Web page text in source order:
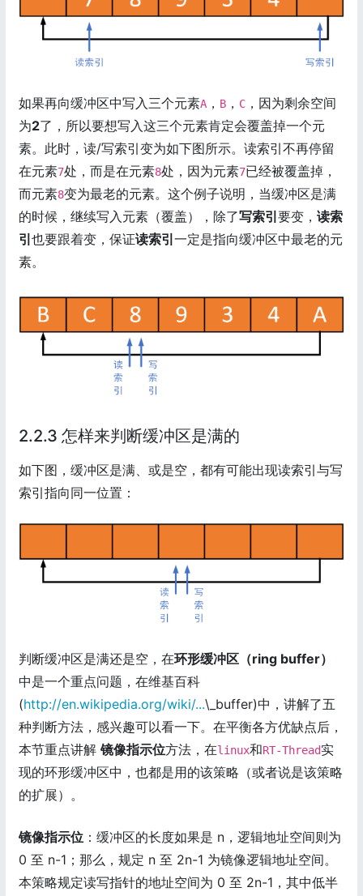
如果再向缓冲区中写入三个元素A ， B ， C ，因为剩余空间
为2了，所以要想写入这三个元素肯定会覆盖掉一个元
素。此时，读/写索引变为如下图所示。读索引不再停留
在元素7处，而是在元素8处，因为元素7已经被覆盖掉，
而元素8变为最老的元素。这个例子说明，当缓冲区是满
的时候，继续写入元素（覆盖），除了写索引要变， 读索
引也要跟着变，保证读索引一定是指向缓冲区中最老的元
素。
2.2.3 怎样来判断缓冲区是满的
如下图，缓冲区是满、或是空，都有可能出现读索引与写
索引指向同一位置：
判断缓冲区是满还是空，在环形缓冲区（ring buffer）
中是一个重点问题，在维基百科
(http://en.wikipedia.org/wiki/...\_buffer)中，讲解了五
种判断方法，感兴趣可以看一下。在平衡各方优缺点后，
本节重点讲解 镜像指示位方法，在linux和RT-Thread实
现的环形缓冲区中，也都是用的该策略（或者说是该策略
的扩展）。
镜像指示位 ：缓冲区的长度如果是 n，逻辑地址空间则为
0 至 n-1；那么，规定 n 至 2n-1 为镜像逻辑地址空间。
本策略规定读写指针的地址空间为 0 至 2n-1，其中低半